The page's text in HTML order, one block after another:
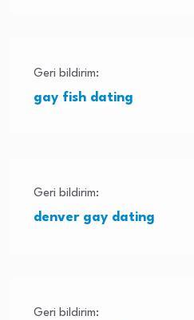
Geri bildirim:
gay fish dating
Geri bildirim:
denver gay dating
Geri bildirim: